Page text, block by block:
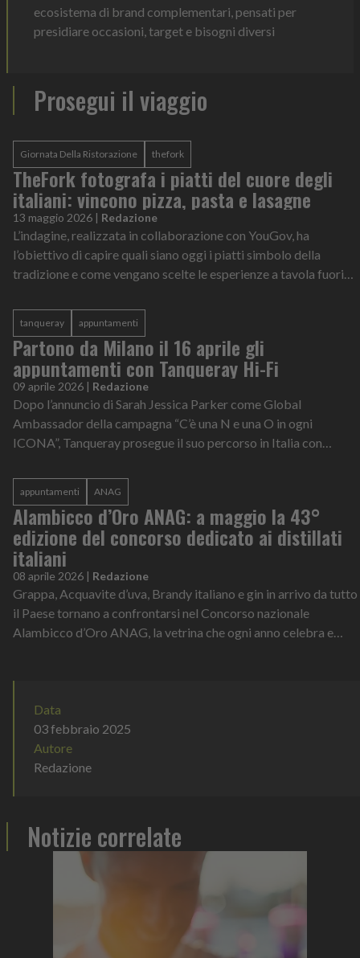
ecosistema di brand complementari, pensati per
presidiare occasioni, target e bisogni diversi
Prosegui il viaggio
Giornata Della Ristorazione thefork
TheFork fotografa i piatti del cuore degli
italiani: vincono pizza, pasta e lasagne
13 maggio 2026 | Redazione
L’indagine, realizzata in collaborazione con YouGov, ha
l’obiettivo di capire quali siano oggi i piatti simbolo della
tradizione e come vengano scelte le esperienze a tavola fuori
tanqueray appuntamenti
Partono da Milano il 16 aprile gli
appuntamenti con Tanqueray Hi-Fi
09 aprile 2026 | Redazione
Dopo l’annuncio di Sarah Jessica Parker come Global
Ambassador della campagna “C’è una N e una O in ogni
ICONA”, Tanqueray prosegue il suo percorso in Italia con
appuntamenti ANAG
Alambicco d’Oro ANAG: a maggio la 43°
edizione del concorso dedicato ai distillati
italiani
08 aprile 2026 | Redazione
Grappa, Acquavite d’uva, Brandy italiano e gin in arrivo da tutto
il Paese tornano a confrontarsi nel Concorso nazionale
Alambicco d’Oro ANAG, la vetrina che ogni anno celebra e
Data
03 febbraio 2025
Autore
Redazione
Notizie correlate